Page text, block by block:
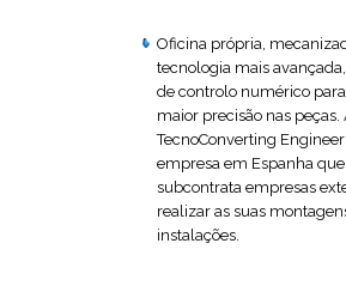
Oficina própria,
tecnologia mais
de controlo numérico
maior precisão nas peças.
TecnoConverting
empresa em Espanha
subcontrata empresas
realizar as suas
instalações.